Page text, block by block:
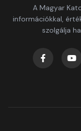
A Magyar
információkkal,
szolgálja